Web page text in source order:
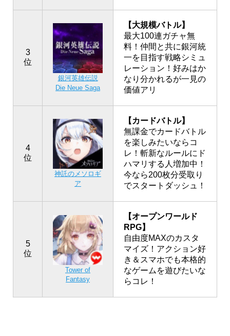
3
位
銀河英雄伝説
Die Neue Saga
【大規模バトル】
最大100連ガチャ無
料！仲間と共に銀河統
一を目指す戦略シミュ
レーション！好みはか
なり分かれるが一見の
価値アリ
4
位
神託のメソロギ
ア
【カードバトル】
無課金でカードバトル
を楽しみたいならコ
レ！斬新なルールにド
ハマリする人増加中！
今なら200枚分受取り
でスタートダッシュ！
5
位
Tower of
Fantasy
【オープンワールド
RPG】
自由度MAXのカスタ
マイズ！アクション好
き＆スマホでも本格的
なゲームを遊びたいな
らコレ！